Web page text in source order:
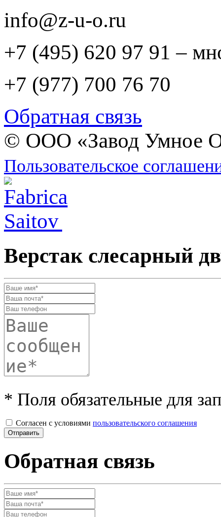
info@z-u-o.ru
+7 (495) 620 97 91 –
+7 (977) 700 76 70
Обратная связь
© ООО «Завод Умное
Пользовательское
Верстак слесарный
* Поля обязательные для
Согласен с условиями пользовательского соглашения
Обратная связь